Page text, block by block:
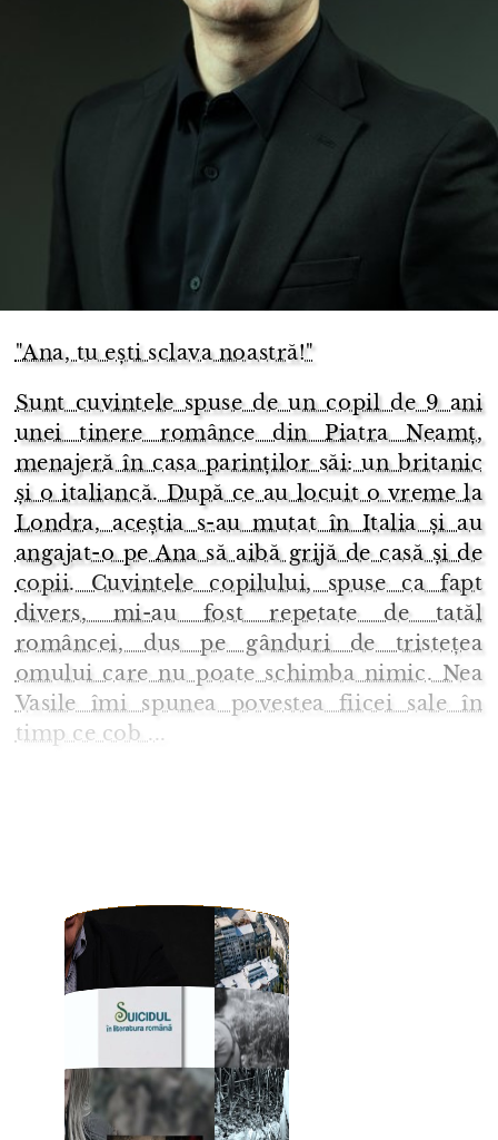
"Ana, tu ești sclava noastră!"
Sunt cuvintele spuse de un copil de 9 ani
unei tinere românce din Piatra Neamț,
menajeră în casa parinților săi: un britanic
și o italiancă. După ce au locuit o vreme la
Londra, aceștia s-au mutat în Italia și au
angajat-o pe Ana să aibă grijă de casă și de
copii. Cuvintele copilului, spuse ca fapt
divers, mi-au fost repetate de tatăl
româncei, dus pe gânduri de tristețea
omului care nu poate schimba nimic. Nea
Vasile îmi spunea povestea fiicei sale în
timp ce cob ...